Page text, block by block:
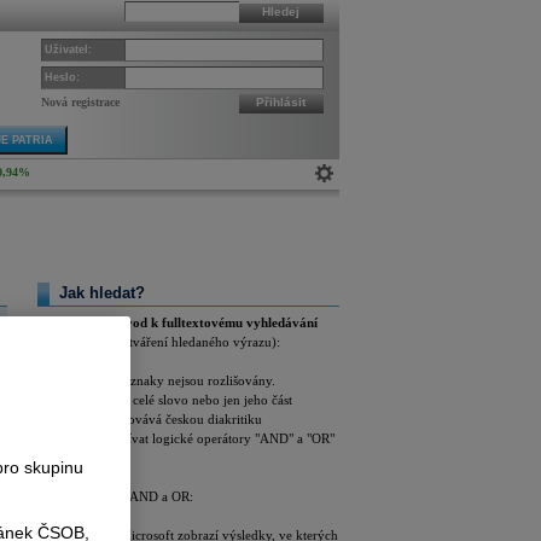
Hledej
Uživatel:
Heslo:
Nová registrace Přihlásit
PATRIA
Jak hledat?
Podrobnější návod k fulltextovému vyhledávání
(pravidla pro vytváření hledaného výrazu):
Velké a malé znaky nejsou rozlišovány.
Můžete zadat celé slovo nebo jen jeho část
Hledání zachovává českou diakritiku
Můžete používat logické operátory "AND" a "OR"
Příklady použití AND a OR:
Patria ČEZ Microsoft zobrazí výsledky, ve kterých
skupinu
ČSOB,